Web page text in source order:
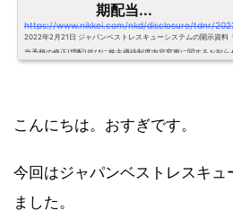
期配当...
https://www.nikkei.com/nkd/disclosure/tdnr/
2022年2月21日 ジャパンベストレスキューシステムの開示資
当予想の修正(増配)並びに株主優待制度内容変更に関するお知
こんにちは。おすぎです。
今回はジャパンベストレスキ
ました。